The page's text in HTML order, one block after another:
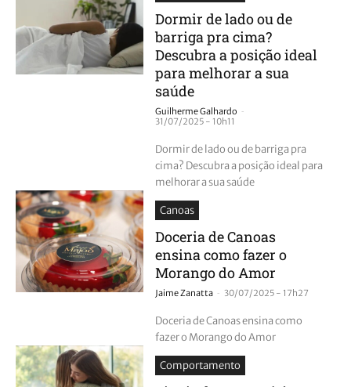
Dormir de lado ou de
barriga pra cima?
Descubra a posição ideal
para melhorar a sua
saúde
Guilherme Galhardo -
31/07/2025 - 10h11
Dormir de lado ou de barriga pra
cima? Descubra a posição ideal para
melhorar a sua saúde
Canoas
Doceria de Canoas
ensina como fazer o
Morango do Amor
Jaime Zanatta - 30/07/2025 - 17h27
Doceria de Canoas ensina como
fazer o Morango do Amor
Comportamento